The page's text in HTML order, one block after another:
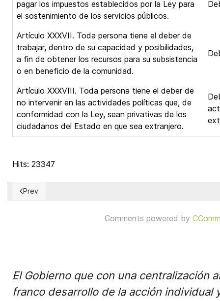
pagar los impuestos establecidos por la Ley para
el sostenimiento de los servicios públicos.
Artículo XXXVII. Toda persona tiene el deber de
trabajar, dentro de su capacidad y posibilidades,
a fin de obtener los recursos para su subsistencia
o en beneficio de la comunidad.
Artículo XXXVIII. Toda persona tiene el deber de
no intervenir en las actividades políticas que, de
conformidad con la Ley, sean privativas de los
ciudadanos del Estado en que sea extranjero.
Hits: 23347
Previous article: Carta 08 – Manifiesto de la disidencia china
Prev
Comments powered by
El Gobierno que con una centralización
franco desarrollo de la acción individual